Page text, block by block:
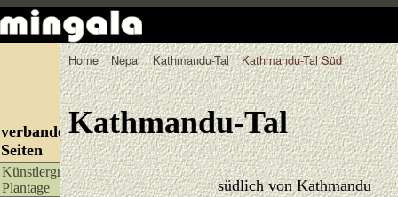
verbandelte
Seiten
Künstlergruppe
Plantage
Home Nepal Kathmandu-Tal Kathmandu-Tal Süd
Kathmandu-Tal
südlich von Kathmandu